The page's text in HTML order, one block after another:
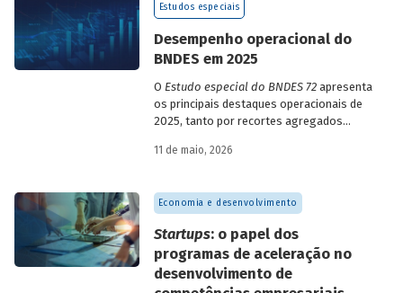
Estudos especiais
Desempenho operacional do
BNDES em 2025
O Estudo especial do BNDES 72 apresenta
os principais destaques operacionais de
2025, tanto por recortes agregados
específicas do Banco.
11 de maio, 2026
Economia e desenvolvimento
Startups: o papel dos
programas de aceleração no
desenvolvimento de